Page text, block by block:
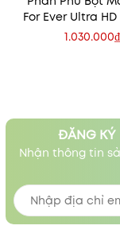
For Ever Ultra
Powder (New
1.030.000₫
ĐĂNG KÝ
Nhận thông tin